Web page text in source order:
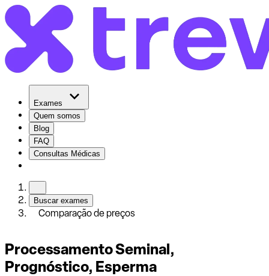
Exames
Quem somos
Blog
FAQ
Consultas Médicas
Buscar exames
Comparação de preços
Processamento Seminal,
Prognóstico, Esperma